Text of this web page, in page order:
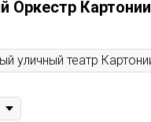
Оркестр Картонии